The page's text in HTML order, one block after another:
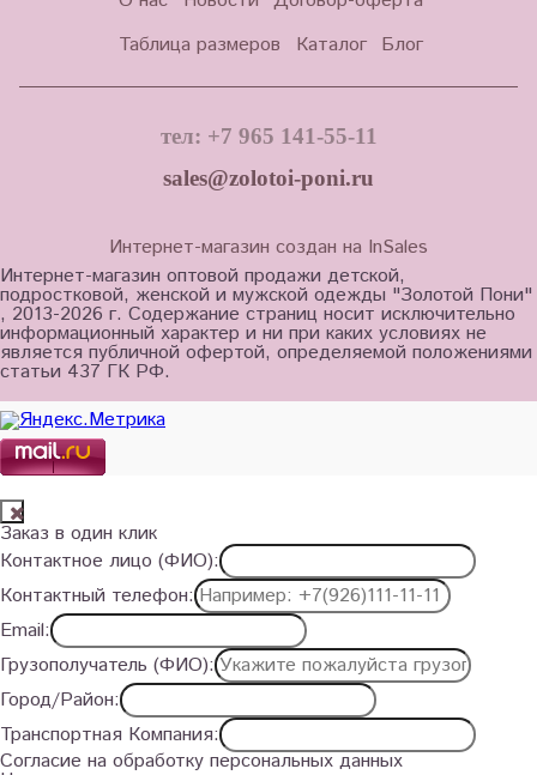
Таблица размеров
Каталог Блог
тел: +7 965 141-55-11
sales@zolotoi-poni.ru
Интернет-магазин создан на InSales
Интернет-магазин оптовой продажи детской,
подростковой, женской и мужской одежды "Золотой Пони"
, 2013-2026 г. Содержание страниц носит исключительно
информационный характер и ни при каких условиях не
является публичной офертой, определяемой положениями
статьи 437 ГК РФ.
Заказ в один клик
Контактное лицо (ФИО):
Контактный телефон:
Email:
Грузополучатель (ФИО):
Город/Район:
Транспортная Компания:
Согласие на обработку персональных данных